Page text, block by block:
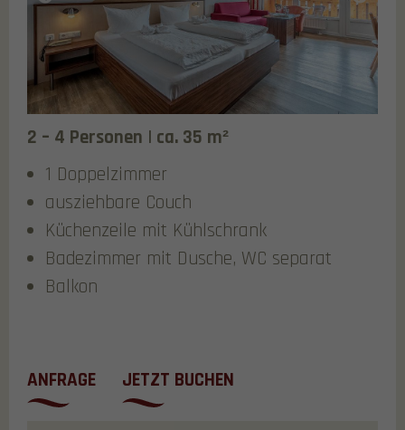
2 – 4 Personen | ca. 35 m²
1 Doppelzimmer
ausziehbare Couch
Küchenzeile mit Kühlschrank
Badezimmer mit Dusche, WC separat
Balkon
ANFRAGE JETZT BUCHEN